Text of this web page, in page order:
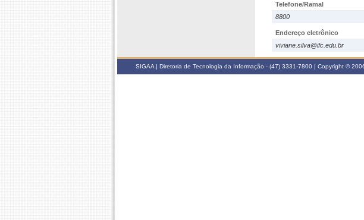
Telefone/Ramal
8800
Endereço eletrônico
viviane.silva@ifc.edu.br
SIGAA | Diretoria de Tecnologia da Informação - (47) 3331-7800 | Copyright ©